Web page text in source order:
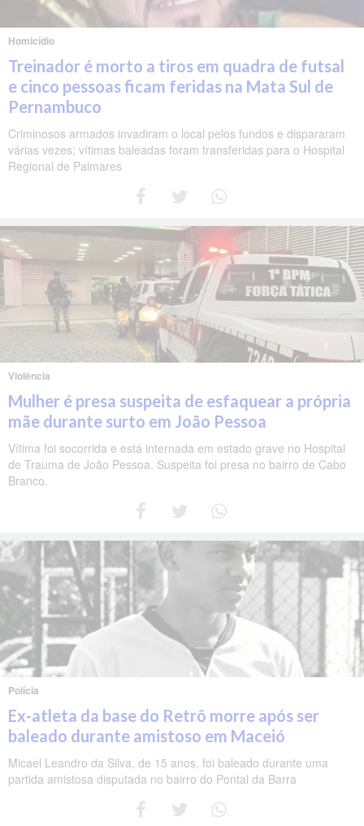
Homicídio
Treinador é morto a tiros em quadra de futsal
e cinco pessoas ficam feridas na Mata Sul de
Pernambuco
Criminosos armados invadiram o local pelos fundos e dispararam
várias vezes; vítimas baleadas foram transferidas para o Hospital
Regional de Palmares
Violência
Mulher é presa suspeita de esfaquear a própria
mãe durante surto em João Pessoa
Vítima foi socorrida e está internada em estado grave no Hospital
de Trauma de João Pessoa. Suspeita foi presa no bairro de Cabo
Branco.
Polícia
Ex-atleta da base do Retrô morre após ser
baleado durante amistoso em Maceió
Micael Leandro da Silva, de 15 anos, foi baleado durante uma
partida amistosa disputada no bairro do Pontal da Barra